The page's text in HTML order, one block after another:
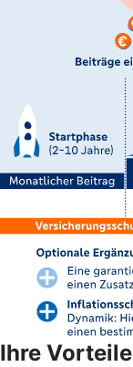
Ihre Vorteile